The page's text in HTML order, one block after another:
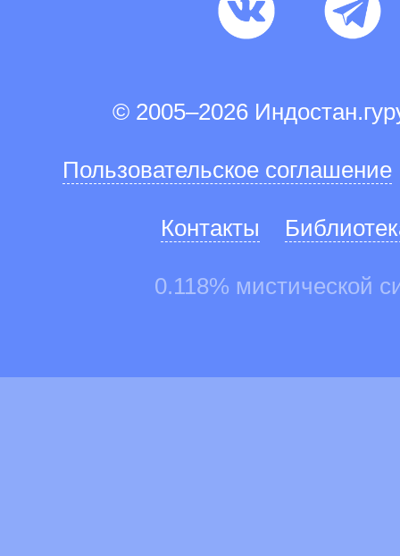
© 2005–2026
Пользовательское соглашение
Контакты
0.118% мистической